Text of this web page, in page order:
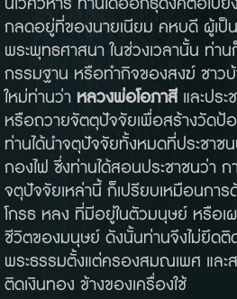
นิเวศวิหาร ท่านได้ออกธุดงค์ต่อไปยั
กลดอยู่ที่ของนายเนียม คหบดี ผู้เป็
พระพุทธศาสนา ในช่วงเวลานั้น ท่า
กรรมฐาน หรือทำกิจของสงฆ์ ชาวบ้
ใหม่ท่านว่า หลวงพ่อโอภาสีและประ
หรือถวายจัตตุปัจจัยเพื่อสร้างวัดป้
ท่านได้นำจตุปัจจัยทั้งหมดที่ประชาชน
กองไฟ ซึ่งท่านได้สอนประชาชนว่า ก
จตุปัจจัยเหล่านี้ ก็เปรียบเหมือนการ
โกรธ หลง ที่มีอยู่ในตัวมนุษย์ หรือเผ
ชีวิตของมนุษย์ ดังนั้นท่านจึงไม่ยึดติด
พระธรรมตั้งแต่ครองสมณเพศ และ
ติดเงินทอง ข้างของเครื่องใช้